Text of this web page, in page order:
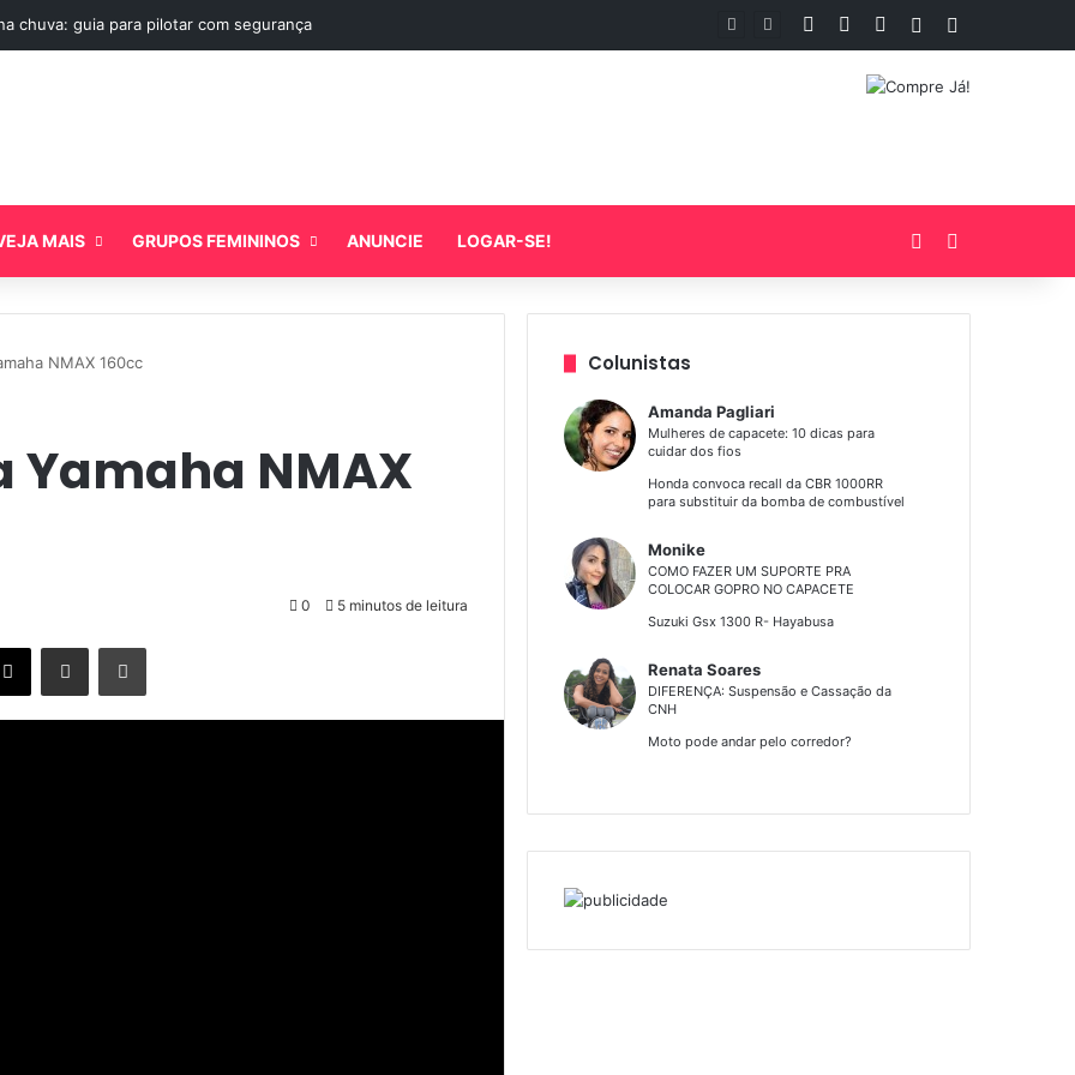
chuva: guia para pilotar com segurança FacebookYouTubeInstagramArtigo aleatório
MAIS GRUPOS FEMININOS ANUNCIE LOGAR-SE! Entrar
NMAX 160cc
Yamaha NMAX
0 5 minutos de leitura
Colunistas
Amanda Pagliari
Mulheres de capacete: 10 dicas para
cuidar dos fios
Honda convoca recall da CBR 1000RR
para substituir da bomba de combustível
Monike
COMO FAZER UM SUPORTE PRA
COLOCAR GOPRO NO CAPACETE
Suzuki Gsx 1300 R- Hayabusa
Renata Soares
DIFERENÇA: Suspensão e Cassação da
CNH
Moto pode andar pelo corredor?